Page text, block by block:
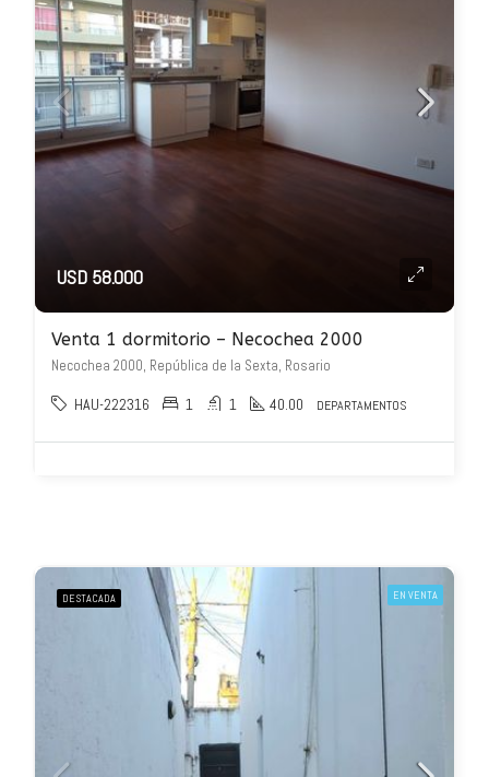
USD 58.000
Venta 1 dormitorio – Necochea 2000
Necochea 2000, República de la Sexta, Rosario
HAU-222316 1 1 40.00 DEPARTAMENTOS
DESTACADA EN VENTA